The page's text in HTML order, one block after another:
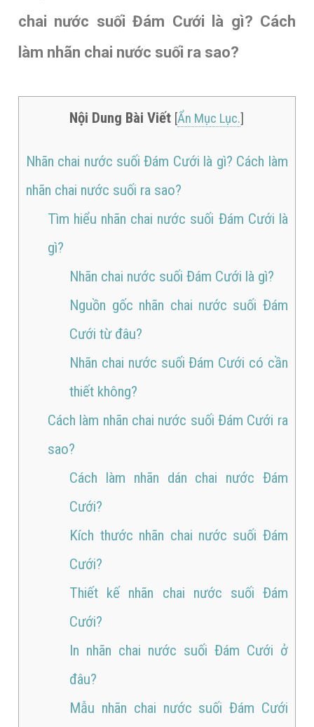
chai nước suối Đám Cưới là gì? Cách
làm nhãn chai nước suối ra sao?
Nội Dung Bài Viết [Ẩn Mục Lục.]
Nhãn chai nước suối Đám Cưới là gì? Cách làm
nhãn chai nước suối ra sao?
Tìm hiểu nhãn chai nước suối Đám Cưới là
gì?
Nhãn chai nước suối Đám Cưới là gì?
Nguồn gốc nhãn chai nước suối Đám
Cưới từ đâu?
Nhãn chai nước suối Đám Cưới có cần
thiết không?
Cách làm nhãn chai nước suối Đám Cưới ra
sao?
Cách làm nhãn dán chai nước Đám
Cưới?
Kích thước nhãn chai nước suối Đám
Cưới?
Thiết kế nhãn chai nước suối Đám
Cưới?
In nhãn chai nước suối Đám Cưới ở
đâu?
Mẫu nhãn chai nước suối Đám Cưới